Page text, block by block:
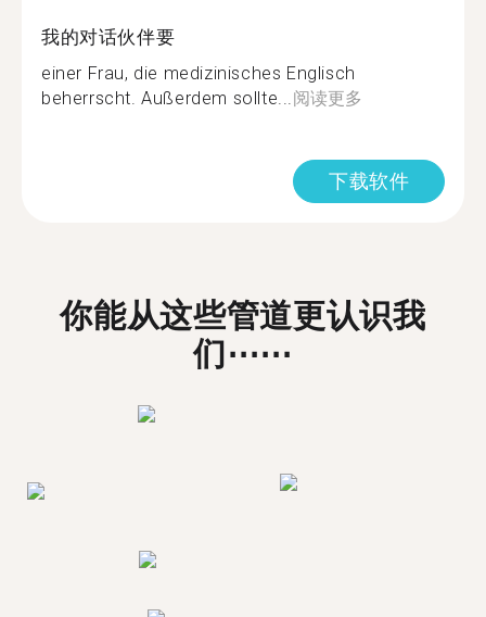
我的对话伙伴要
einer Frau, die medizinisches Englisch
beherrscht. Außerdem sollte...阅读更多
下载软件
你能从这些管道更认识我
们⋯⋯